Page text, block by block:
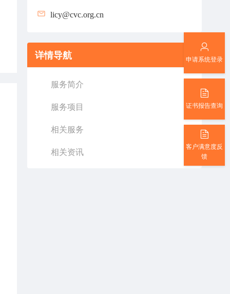
licy@cvc.org.cn
详情导航
服务简介
服务项目
相关服务
相关资讯
申请系统登录
证书报告查询
客户满意度反
馈